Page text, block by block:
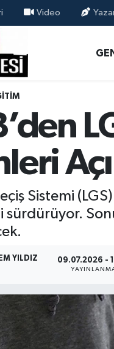
Video
Sistemi
sürdürüyor.
YILDIZ 09.07.2026 -
ve Fikstür